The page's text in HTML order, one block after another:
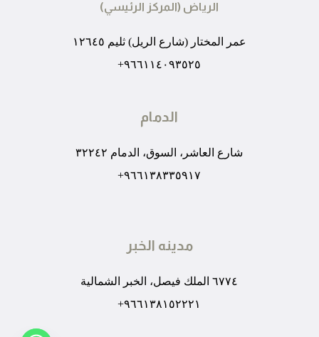
الرياض (المركز الرئيسي)
عمر المختار (شارع الريل) ثليم ١٢٦٤٥
٩٦٦١١٤٠٩٣٥٢٥+
الدمام
شارع العاشر، السوق، الدمام ٣٢٢٤٢
٩٦٦١٣٨٣٣٥٩١٧+
مدينه الخبر
٦٧٧٤ الملك فيصل، الخبر الشمالية
٩٦٦١٣٨١٥٢٢٢١+